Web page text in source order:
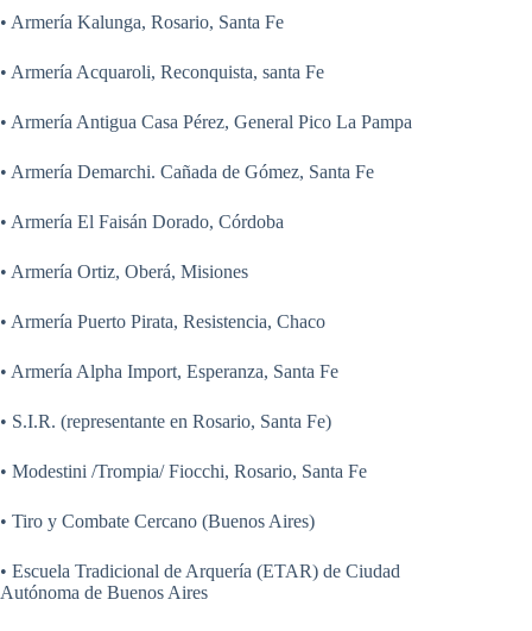
• Armería Kalunga, Rosario, Santa Fe
• Armería Acquaroli, Reconquista, santa Fe
• Armería Antigua Casa Pérez, General Pico La Pampa
• Armería Demarchi. Cañada de Gómez, Santa Fe
• Armería El Faisán Dorado, Córdoba
• Armería Ortiz, Oberá, Misiones
• Armería Puerto Pirata, Resistencia, Chaco
• Armería Alpha Import, Esperanza, Santa Fe
• S.I.R. (representante en Rosario, Santa Fe)
• Modestini /Trompia/ Fiocchi, Rosario, Santa Fe
• Tiro y Combate Cercano (Buenos Aires)
• Escuela Tradicional de Arquería (ETAR) de Ciudad
Autónoma de Buenos Aires